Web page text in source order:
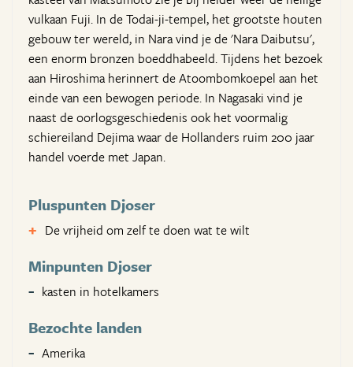
vulkaan Fuji. In de Todai-ji-tempel, het grootste houten
gebouw ter wereld, in Nara vind je de 'Nara Daibutsu',
een enorm bronzen boeddhabeeld. Tijdens het bezoek
aan Hiroshima herinnert de Atoombomkoepel aan het
einde van een bewogen periode. In Nagasaki vind je
naast de oorlogsgeschiedenis ook het voormalig
schiereiland Dejima waar de Hollanders ruim 200 jaar
handel voerde met Japan.
Pluspunten Djoser
De vrijheid om zelf te doen wat te wilt
Minpunten Djoser
kasten in hotelkamers
Bezochte landen
Amerika